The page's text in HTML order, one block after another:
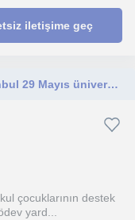
iletişime geç
Ben Dilara Açıkgöz 21 yaşında ve İstanbul 29 Mayıs üniversitesi Sınıf Öğretmenliği 2. Sınıfı bitirmiş bulunmaktayım.
çocuklarının destek
yard...